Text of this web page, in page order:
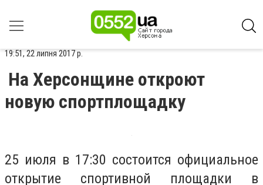
19:51, 22 липня 2017 р.
На Херсонщине откроют
новую спортплощадку
25 июля в 17:30 состоится официальное
открытие спортивной площадки в